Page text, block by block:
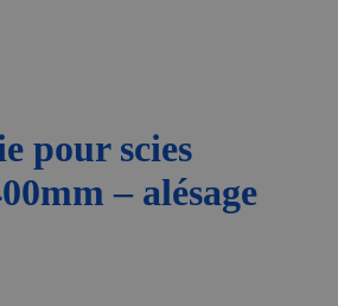
pour scies
– alésage